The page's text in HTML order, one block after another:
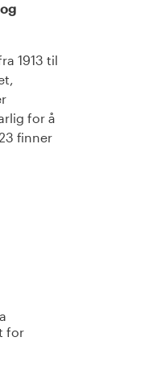
1913 til
for å
finner
for